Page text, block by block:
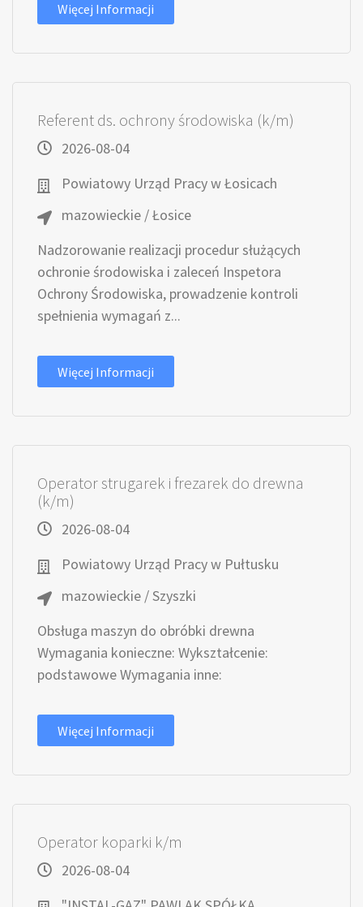
Więcej Informacji
Referent ds. ochrony środowiska (k/m)
2026-08-04
Powiatowy Urząd Pracy w Łosicach
mazowieckie / Łosice
Nadzorowanie realizacji procedur służących
ochronie środowiska i zaleceń Inspetora
Ochrony Środowiska, prowadzenie kontroli
spełnienia wymagań z...
Więcej Informacji
Operator strugarek i frezarek do drewna
(k/m)
2026-08-04
Powiatowy Urząd Pracy w Pułtusku
mazowieckie / Szyszki
Obsługa maszyn do obróbki drewna
Wymagania konieczne: Wykształcenie:
podstawowe Wymagania inne:
Więcej Informacji
Operator koparki k/m
2026-08-04